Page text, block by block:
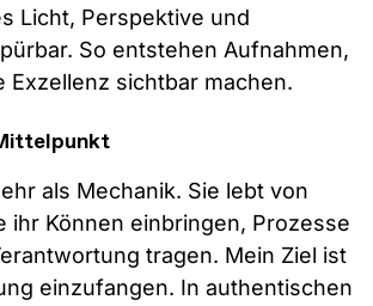
Licht, Perspektive und
So entstehen Aufnahmen,
Exzellenz sichtbar machen.
als Mechanik. Sie lebt von
ihr Können einbringen, Prozesse
tragen. Mein Ziel ist
einzufangen. In authentischen